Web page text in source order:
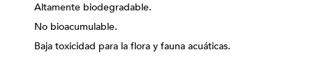
Altamente biodegradable.
No bioacumulable.
Baja toxicidad para la flora y fauna acuáticas.